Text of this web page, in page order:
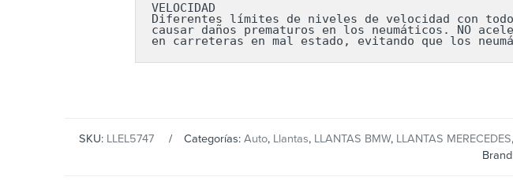
VELOCIDAD
Diferentes límites de niveles de velocidad con
causar daños prematuros en los neumáticos. NO
en carreteras en mal estado, evitando que los
SKU: LLEL5747 Categorías: Auto, Llantas, LLANTAS BMW, LLANTAS MERECEDES,